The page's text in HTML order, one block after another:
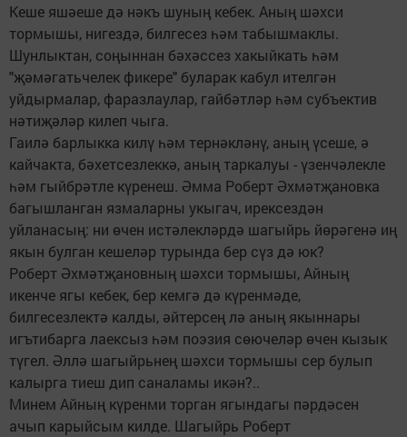
Кеше яшәеше дә нәкъ шуның кебек. Аның шәхси
тормышы, нигездә, билгесез һәм табышмаклы.
Шунлыктан, соңыннан бәхәссез хакыйкать һәм
"җәмәгатьчелек фикере" буларак кабул ителгән
уйдырмалар, фаразлау­лар, гайбәтләр һәм субъектив
нәтиҗәләр килеп чыга.
Гаилә барлыкка килү һәм тернәкләнү, аның үсеше, ә
кайчакта, бәхетсезлеккә, аның таркалуы - үзенчәлекле
һәм гыйбрәтле күренеш. Әмма Роберт Әхмәтҗановка
багышланган язмаларны укыгач, ирексездән
уйланасың: ни өчен истәлекләрдә шагыйрь йөрәгенә иң
якын булган кешеләр турында бер сүз дә юк?
Роберт Әхмәтҗановның шәхси тормышы, Айның
икенче ягы кебек, бер кемгә дә күренмәде,
билгесезлектә калды, әйтерсең лә аның якыннары
игътибарга лаексыз һәм поэзия сөючеләр өчен кызык
түгел. Әллә шагыйрьнең шәхси тормышы сер булып
калырга тиеш дип саналамы икән?..
Минем Айның күренми торган ягындагы пәрдәсен
ачып карыйсым килде. Шагыйрь Роберт